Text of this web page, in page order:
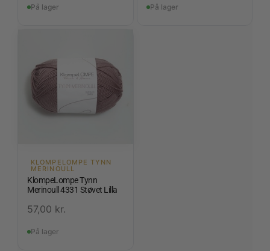
På lager På lager
KLOMPELOMPE TYNN
MERINOULL
KlompeLompe Tynn
Merinoull 4331 Støvet Lilla
57,00 kr.
På lager